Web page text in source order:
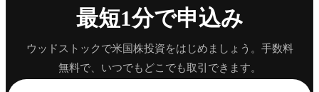
最短1分で申込み
ウッドストックで米国株投資をはじめましょう。手数料
無料で、いつでもどこでも取引できます。